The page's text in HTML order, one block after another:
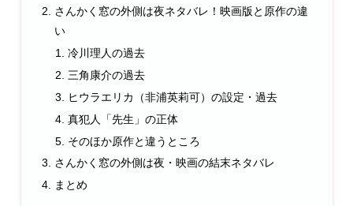
さんかく窓の外側は夜ネタバレ！映画版と原作の違
い
冷川理人の過去
三角康介の過去
ヒウラエリカ（非浦英莉可）の設定・過去
真犯人「先生」の正体
そのほか原作と違うところ
さんかく窓の外側は夜・映画の結末ネタバレ
まとめ